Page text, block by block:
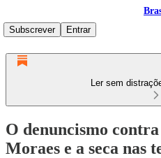
Subscrever
Entrar
Ler sem
O denuncismo
Moraes e a seca nas